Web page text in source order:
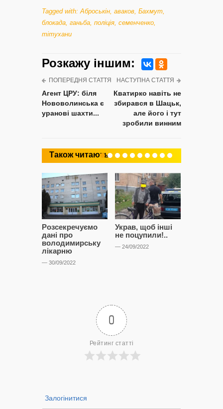
Tagged with: Аброськін аваков Бахмут
блокада ганьба поліція семенченко
тітухани
Розкажу iншим:
ПОПЕРЕДНЯ СТАТТЯ
Агент ЦРУ: біля
Нововолинська є
уранові шахти...
НАСТУПНА СТАТТЯ
Кватирко навіть не
збирався в Шацьк,
але його і тут
зробили винним
Також читають
Розсекречуємо
дані про
володимирську
лікарню
— 30/09/2022
Украв, щоб інші
не поцупили!..
— 24/09/2022
0
Рейтинг статті
Залогінитися